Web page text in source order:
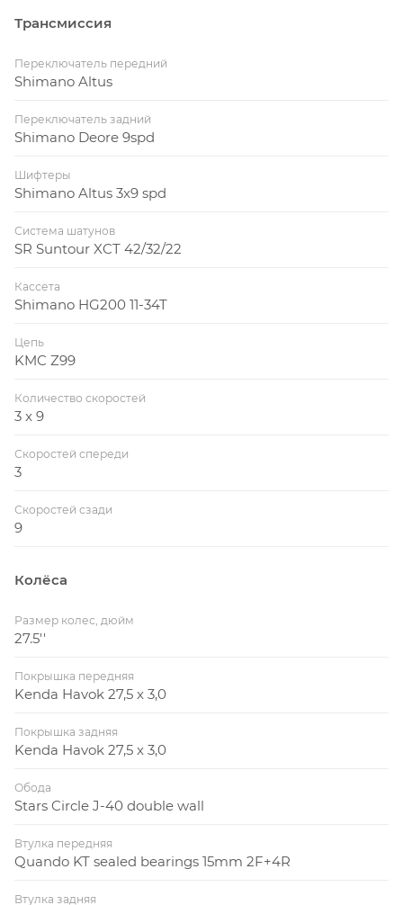
Трансмиссия
Переключатель передний
Shimano Altus
Переключатель задний
Shimano Deore 9spd
Шифтеры
Shimano Altus 3x9 spd
Система шатунов
SR Suntour XCT 42/32/22
Кассета
Shimano HG200 11-34T
Цепь
KMC Z99
Количество скоростей
3 x 9
Скоростей спереди
3
Скоростей сзади
9
Колёса
Размер колес, дюйм
27.5''
Покрышка передняя
Kenda Havok 27,5 x 3,0
Покрышка задняя
Kenda Havok 27,5 x 3,0
Обода
Stars Circle J-40 double wall
Втулка передняя
Quando KT sealed bearings 15mm 2F+4R
Втулка задняя